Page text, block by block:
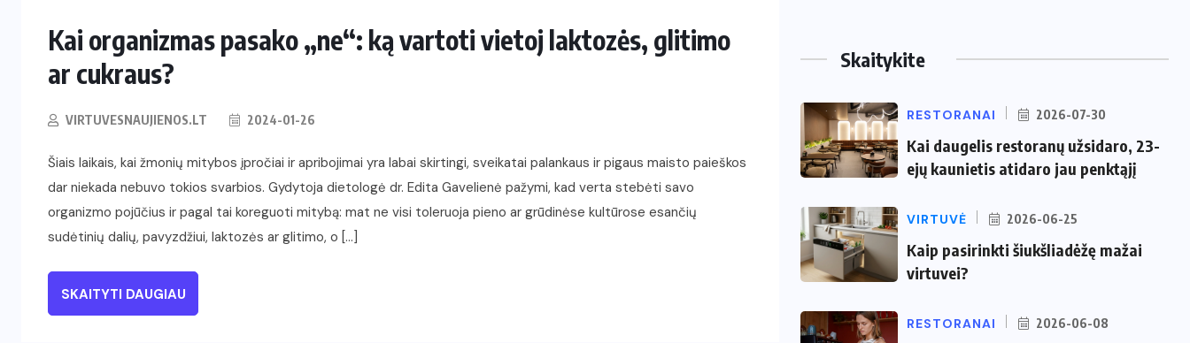
Kai organizmas pasako „ne“: ką vartoti vietoj laktozės, glitimo
ar cukraus?
VIRTUVESNAUJIENOS.LT 2024-01-26
Šiais laikais, kai žmonių mitybos įpročiai ir apribojimai yra labai skirtingi, sveikatai palankaus ir pigaus maisto paieškos
dar niekada nebuvo tokios svarbios. Gydytoja dietologė dr. Edita Gavelienė pažymi, kad verta stebėti savo
organizmo pojūčius ir pagal tai koreguoti mitybą: mat ne visi toleruoja pieno ar grūdinėse kultūrose esančių
sudėtinių dalių, pavyzdžiui, laktozės ar glitimo, o […]
SKAITYTI DAUGIAU
Skaitykite
RESTORANAI 2026-07-30
Kai daugelis restoranų užsidaro, 23-
ejų kaunietis atidaro jau penktąjį
VIRTUVĖ 2026-06-25
Kaip pasirinkti šiukšliadėžę mažai
virtuvei?
RESTORANAI 2026-06-08